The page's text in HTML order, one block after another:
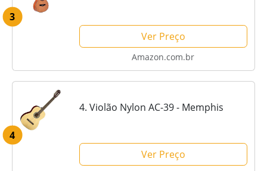
3
Ver Preço
Amazon.com.br
4
4. Violão Nylon AC-39 - Memphis
Ver Preço